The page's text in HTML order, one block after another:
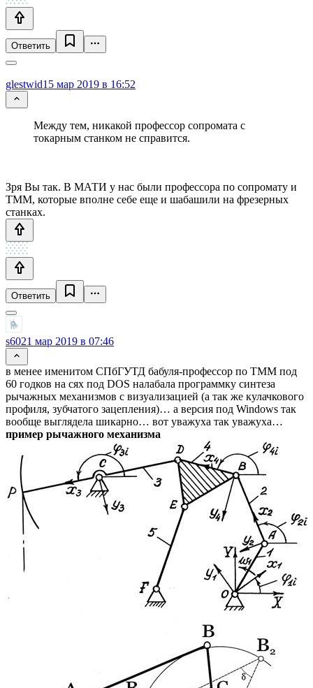
Ответить
glestwid15 мар 2019 в 16:52
Между тем, никакой профессор сопромата с
токарным станком не справится.
Зря Вы так. В МАТИ у нас были профессора по сопромату и
ТММ, которые вполне себе еще и шабашили на фрезерных
станках.
Ответить
s6021 мар 2019 в 07:46
в менее именитом СПбГУТД бабуля-профессор по ТММ под
60 годков на сях под DOS налабала программку синтеза
рычажных механизмов с визуализацией (а так же кулачкового
профиля, зубчатого зацепления)… а версия под Windows так
вообще выглядела шикарно… вот уважуха так уважуха…
пример рычажного механизма